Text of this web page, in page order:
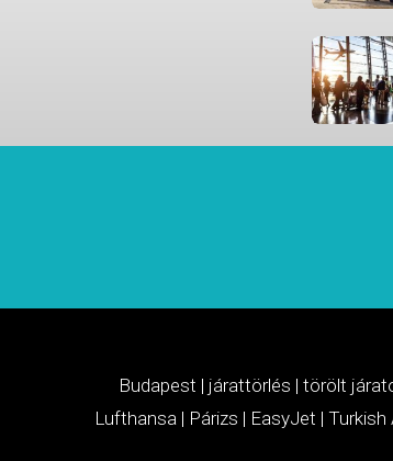
Budapest | járattörlés | törölt
Lufthansa| Párizs | EasyJet | Turkish